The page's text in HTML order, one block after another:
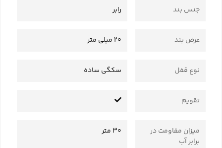
جنس بند رابر
عرض بند 20 میلی متر
نوع قفل سکگی ساده
تقویم
میزان مقاومت در
برابر آب
30 متر